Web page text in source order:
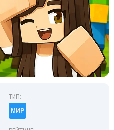
ТИП:
МИР